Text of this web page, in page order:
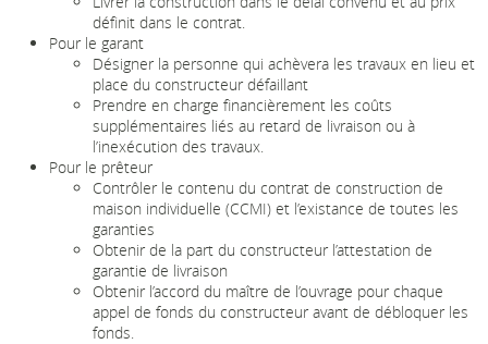
définit dans le contrat.
Pour le garant
Désigner la personne qui achèvera les travaux en lieu et
place du constructeur défaillant
Prendre en charge financièrement les coûts
supplémentaires liés au retard de livraison ou à
l’inexécution des travaux.
Pour le prêteur
Contrôler le contenu du contrat de construction de
maison individuelle (CCMI) et l’existance de toutes les
garanties
Obtenir de la part du constructeur l’attestation de
garantie de livraison
Obtenir l’accord du maître de l’ouvrage pour chaque
appel de fonds du constructeur avant de débloquer les
fonds.